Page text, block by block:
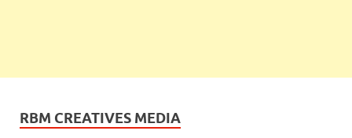
RBM CREATIVES MEDIA